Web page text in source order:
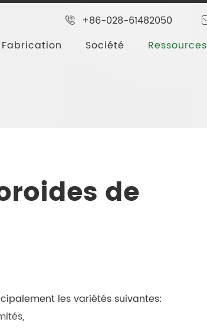
+86-028-61482050
Fabrication Société Ressources
de
les variétés suivantes: